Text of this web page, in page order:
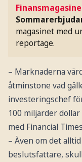
magasinet med
reportage.
– Marknaderna
åtminstone vad
investeringschef
100 miljarder
med Financial
– Även om det
beslutsfattare,